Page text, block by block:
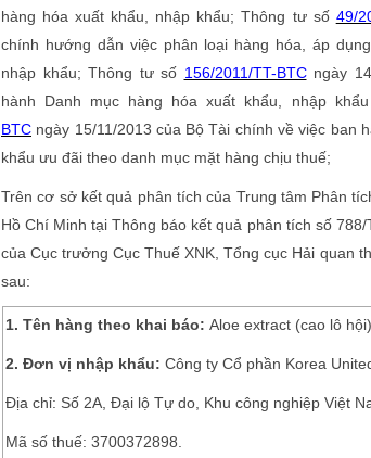
hàng hóa xuất khẩu, nhập khẩu; Thông tư số 49/
chính hướng dẫn việc phân loại hàng hóa, áp
nhập khẩu; Thông tư số 156/2011/TT-BTCngày
hành Danh mục hàng hóa xuất khẩu, nhập
BTC ngày 15/11/2013 của Bộ Tài chính về việc ban
khẩu ưu đãi theo danh mục mặt hàng chịu thuế;
Trên cơ sở kết quả phân tích của Trung tâm Phân
Hồ Chí Minh tại Thông báo kết quả phân tích số
của Cục trưởng Cục Thuế XNK, Tổng cục Hải quan
sau:
1. Tên hàng theo khai báo: Aloe extract (cao lô
2. Đơn vị nhập khẩu: Công ty Cổ phần Korea
Địa chỉ: Số 2A, Đại lộ Tự do, Khu công nghiệp Việt
Mã số thuế: 3700372898.